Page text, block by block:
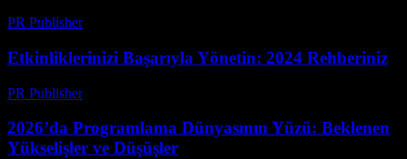
PR Publisher-
Etkinliklerinizi Başarıyla Yönetin: 2024 Rehberiniz
PR Publisher-
2026’da Programlama Dünyasının Yüzü: Beklenen
Yükselişler ve Düşüşler